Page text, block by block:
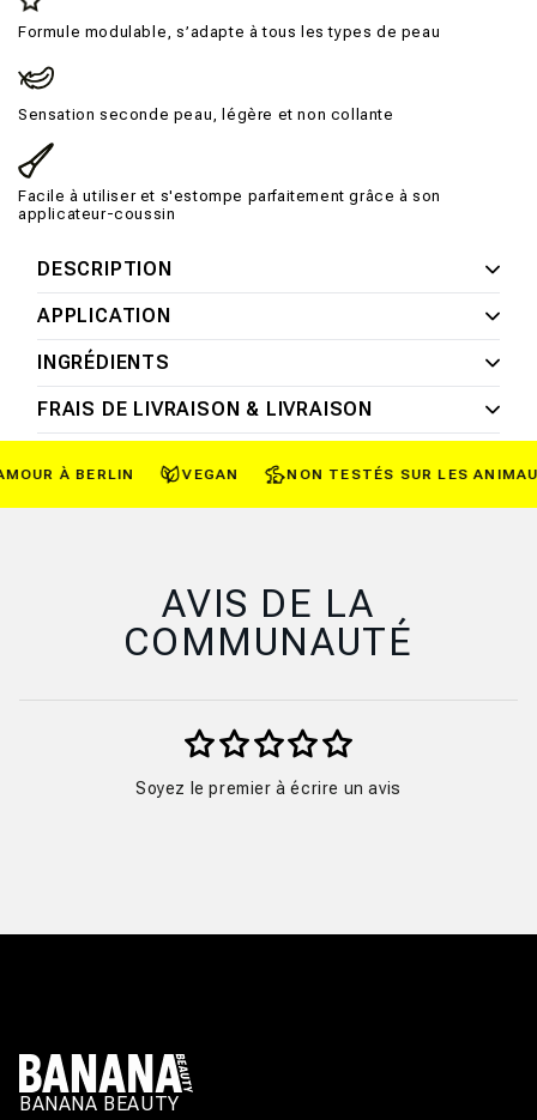
Formule modulable, s’adapte à tous les types de peau
Sensation seconde peau, légère et non collante
Facile à utiliser et s'estompe parfaitement grâce à son
applicateur-coussin
DESCRIPTION
APPLICATION
INGRÉDIENTS
FRAIS DE LIVRAISON & LIVRAISON
À BERLIN VEGAN NON TESTÉS SUR LES
AVIS DE LA
COMMUNAUTÉ
Soyez le premier à écrire un avis
BANANA BEAUTY